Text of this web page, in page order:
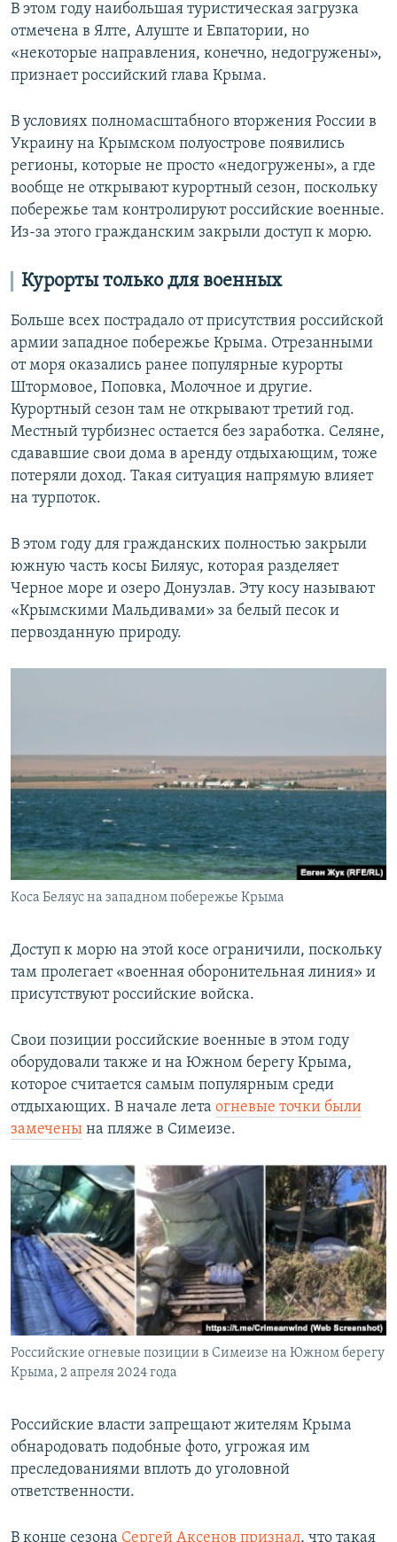
В этом году наибольшая туристическая загрузка
отмечена в Ялте, Алуште и Евпатории, но
«некоторые направления, конечно, недогружены»,
признает российский глава Крыма.
В условиях полномасштабного вторжения России в
Украину на Крымском полуострове появились
регионы, которые не просто «недогружены», а где
вообще не открывают курортный сезон, поскольку
побережье там контролируют российские военные.
Из-за этого гражданским закрыли доступ к морю.
Курорты только для военных
Больше всех пострадало от присутствия российской
армии западное побережье Крыма. Отрезанными
от моря оказались ранее популярные курорты
Штормовое, Поповка, Молочное и другие.
Курортный сезон там не открывают третий год.
Местный турбизнес остается без заработка. Селяне,
сдававшие свои дома в аренду отдыхающим, тоже
потеряли доход. Такая ситуация напрямую влияет
на турпоток.
В этом году для гражданских полностью закрыли
южную часть косы Биляус, которая разделяет
Черное море и озеро Донузлав. Эту косу называют
«Крымскими Мальдивами» за белый песок и
первозданную природу.
Коса Беляус на западном побережье Крыма
Доступ к морю на этой косе ограничили, поскольку
там пролегает «военная оборонительная линия» и
присутствуют российские войска.
Свои позиции российские военные в этом году
оборудовали также и на Южном берегу Крыма,
которое считается самым популярным среди
отдыхающих. В начале лета огневые точки были
замечены на пляже в Симеизе.
Российские огневые позиции в Симеизе на Южном берегу
Крыма, 2 апреля 2024 года
Российские власти запрещают жителям Крыма
обнародовать подобные фото, угрожая им
преследованиями вплоть до уголовной
ответственности.
В конце сезона Сергей Аксенов признал, что такая